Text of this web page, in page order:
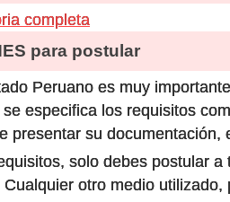
completa
para postular
Peruano es muy
especifica los requisitos
presentar su documentación,
solo debes postular
otro medio